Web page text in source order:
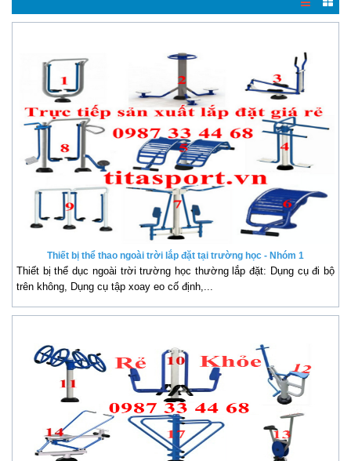
Thiết bị thể thao ngoài trời lắp đặt tại trường học - Nhóm 1
Thiết bị thể dục ngoài trời trường học thường lắp đặt: Dụng cụ đi bộ
trên không, Dụng cụ tập xoay eo cố định,...